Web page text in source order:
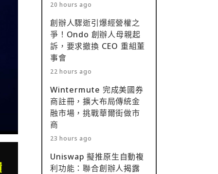
20 hours ago
創辦人驟逝引爆經營權之
爭！Ondo 創辦人母親起
訴，要求撤換 CEO 重組董
事會
22 hours ago
Wintermute 完成美國券
商註冊，擴大布局傳統金
融市場，挑戰華爾街做市
商
23 hours ago
Uniswap 擬推原生自動複
利功能：聯合創辦人揭露